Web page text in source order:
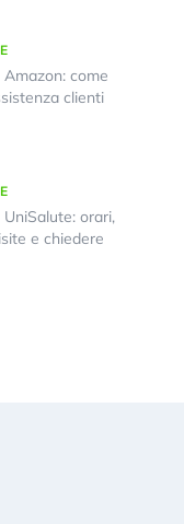
come
clienti
orari,
e chiedere